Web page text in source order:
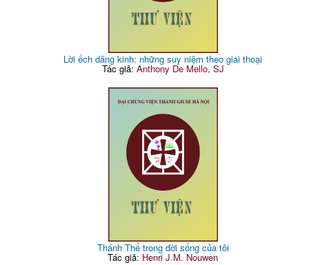
Lời ếch dâng kinh: những suy niệm theo giai thoại
Tác giả: Anthony De Mello, SJ
Thánh Thể trong đời sống của tôi
Tác giả: Henri J.M. Nouwen